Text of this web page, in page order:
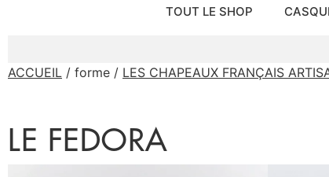
TOUT LE SHOP
ACCUEIL / forme / LES CHAPEAUX FRANÇAIS
LE FEDORA